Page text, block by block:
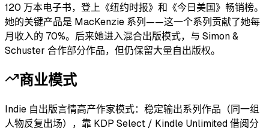
120 万本电子书，登上《纽约时报》和《今日美国》畅销榜。
她的关键产品是 MacKenzie 系列——这一个系列贡献了她每
月收入的 70%。后来她进入混合出版模式，与 Simon &
Schuster 合作部分作品，但仍保留大量自出版权。
商业模式
Indie 自出版言情高产作家模式：稳定输出系列作品（同一组
人物反复出场），靠 KDP Select / Kindle Unlimited 借阅分